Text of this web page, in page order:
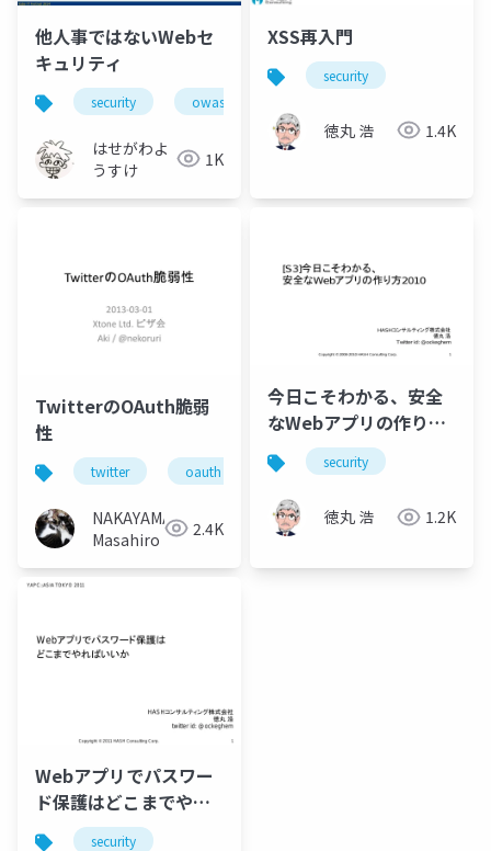
他人事ではないWebセ
キュリティ
security owaspkansai
はせがわよ
うすけ
1K
XSS再入門
security
徳丸 浩 1.4K
TwitterのOAuth脆弱
性
twitter oauth vulnerability
NAKAYAMA
Masahiro
2.4K
今日こそわかる、安全
なWebアプリの作り方
2010
security
徳丸 浩 1.2K
Webアプリでパスワー
ド保護はどこまでやれ
ばいいかsecurity